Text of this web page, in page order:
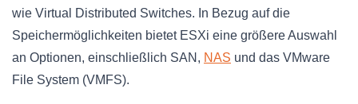
wie Virtual Distributed Switches. In Bezug auf die
Speichermöglichkeiten bietet ESXi eine größere Auswahl
an Optionen, einschließlich SAN, NAS und das VMware
File System (VMFS).